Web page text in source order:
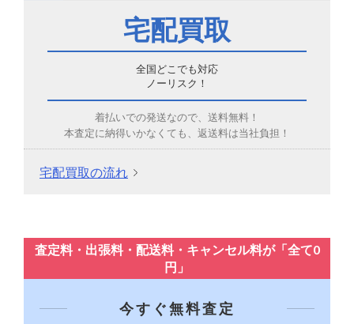
宅配買取
全国どこでも対応
ノーリスク！
着払いでの発送なので、送料無料！
本査定に納得いかなくても、返送料は当社負担！
宅配買取の流れ
査定料・出張料・配送料・キャンセル料が「全て0
円」
今すぐ無料査定